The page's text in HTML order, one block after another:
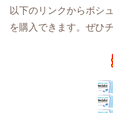
以下のリンクからボシ
を購入できます。ぜひ